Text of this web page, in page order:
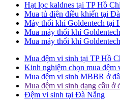
Hạt lọc kaldnes tại TP Hồ
Mua tủ điện điều khiển tại
Máy thổi khí Goldentech tại
Mua máy thổi khí
Mua máy thổi khí
Mua đệm vi sinh tại TP Hồ
Kinh nghiệm chọn mua đệm
Mua đệm vi sinh MBBR ở
Mua đệm vi sinh dạng cầu ở
Đệm vi sinh tại Đà Nẵng